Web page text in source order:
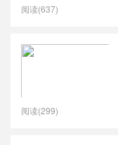
阅读(637)
阅读(299)